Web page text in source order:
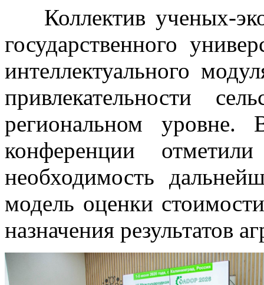
Коллектив ученых-
государственного
интеллектуального
привлекательности
региональном уровне.
конференции отметили
необходимость
модель оценки
назначения результатов